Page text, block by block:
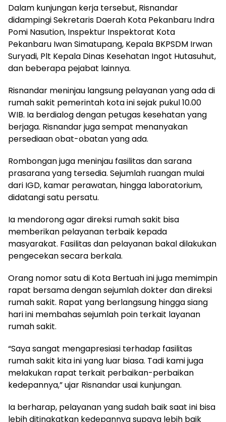
Dalam kunjungan kerja tersebut, Risnandar
didampingi Sekretaris Daerah Kota Pekanbaru Indra
Pomi Nasution, Inspektur Inspektorat Kota
Pekanbaru Iwan Simatupang, Kepala BKPSDM Irwan
Suryadi, Plt Kepala Dinas Kesehatan Ingot Hutasuhut,
dan beberapa pejabat lainnya.
Risnandar meninjau langsung pelayanan yang ada di
rumah sakit pemerintah kota ini sejak pukul 10.00
WIB. Ia berdialog dengan petugas kesehatan yang
berjaga. Risnandar juga sempat menanyakan
persediaan obat-obatan yang ada.
Rombongan juga meninjau fasilitas dan sarana
prasarana yang tersedia. Sejumlah ruangan mulai
dari IGD, kamar perawatan, hingga laboratorium,
didatangi satu persatu.
Ia mendorong agar direksi rumah sakit bisa
memberikan pelayanan terbaik kepada
masyarakat. Fasilitas dan pelayanan bakal dilakukan
pengecekan secara berkala.
Orang nomor satu di Kota Bertuah ini juga memimpin
rapat bersama dengan sejumlah dokter dan direksi
rumah sakit. Rapat yang berlangsung hingga siang
hari ini membahas sejumlah poin terkait layanan
rumah sakit.
“Saya sangat mengapresiasi terhadap fasilitas
rumah sakit kita ini yang luar biasa. Tadi kami juga
melakukan rapat terkait perbaikan-perbaikan
kedepannya,” ujar Risnandar usai kunjungan.
Ia berharap, pelayanan yang sudah baik saat ini bisa
lebih ditingkatkan kedepannya supaya lebih baik